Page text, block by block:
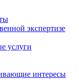
экспертизе
услуги
интересы